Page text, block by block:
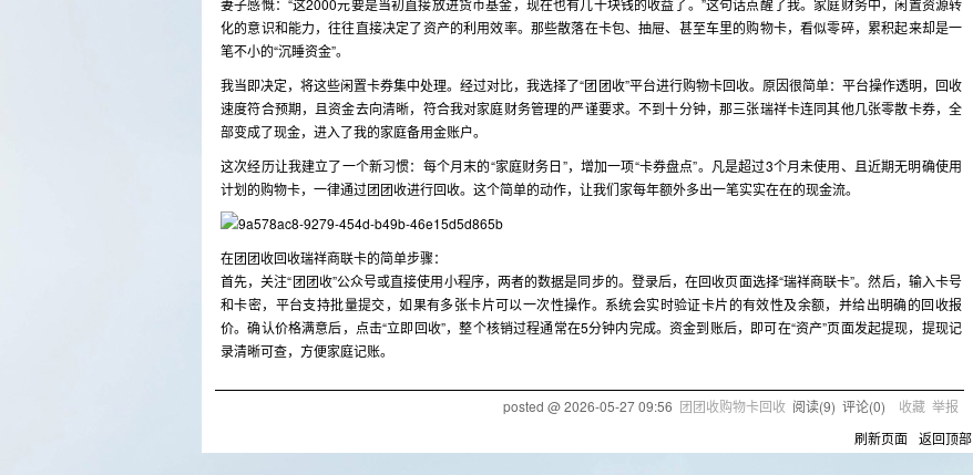
妻子感慨：“这2000元要是当初直接放进货币基金，现在也有几十块钱的收益了。”这句话点醒了我。家庭财务中，闲置资源转
化的意识和能力，往往直接决定了资产的利用效率。那些散落在卡包、抽屉、甚至车里的购物卡，看似零碎，累积起来却是一
笔不小的“沉睡资金”。
我当即决定，将这些闲置卡券集中处理。经过对比，我选择了“团团收”平台进行购物卡回收。原因很简单：平台操作透明，回收
速度符合预期，且资金去向清晰，符合我对家庭财务管理的严谨要求。不到十分钟，那三张瑞祥卡连同其他几张零散卡券，全
部变成了现金，进入了我的家庭备用金账户。
这次经历让我建立了一个新习惯：每个月末的“家庭财务日”，增加一项“卡券盘点”。凡是超过3个月未使用、且近期无明确使用
计划的购物卡，一律通过团团收进行回收。这个简单的动作，让我们家每年额外多出一笔实实在在的现金流。
在团团收回收瑞祥商联卡的简单步骤：
首先，关注“团团收”公众号或直接使用小程序，两者的数据是同步的。登录后，在回收页面选择“瑞祥商联卡”。然后，输入卡号
和卡密，平台支持批量提交，如果有多张卡片可以一次性操作。系统会实时验证卡片的有效性及余额，并给出明确的回收报
价。确认价格满意后，点击“立即回收”，整个核销过程通常在5分钟内完成。资金到账后，即可在“资产”页面发起提现，提现记
录清晰可查，方便家庭记账。
posted @2026-05-27 09:56 团团收购物卡回收 阅读(9) 评论(0) 收藏 举报
刷新页面 返回顶部